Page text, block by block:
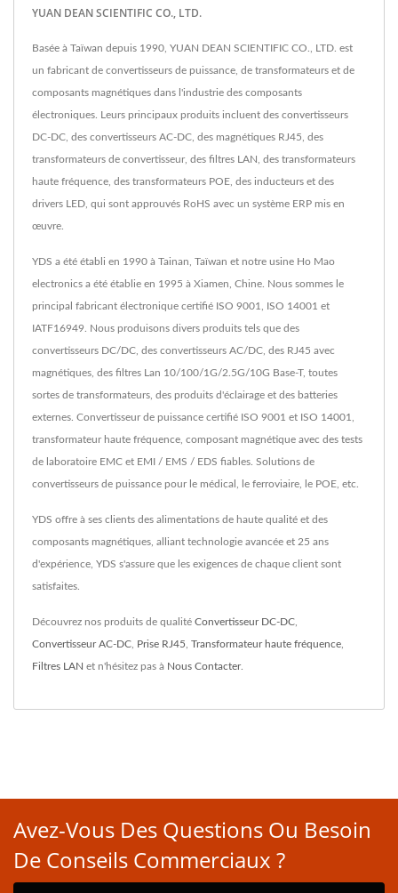
YUAN DEAN SCIENTIFIC CO., LTD.
Basée à Taïwan depuis 1990, YUAN DEAN SCIENTIFIC CO., LTD. est
un fabricant de convertisseurs de puissance, de transformateurs et de
composants magnétiques dans l'industrie des composants
électroniques. Leurs principaux produits incluent des convertisseurs
DC-DC, des convertisseurs AC-DC, des magnétiques RJ45, des
transformateurs de convertisseur, des filtres LAN, des transformateurs
haute fréquence, des transformateurs POE, des inducteurs et des
drivers LED, qui sont approuvés RoHS avec un système ERP mis en
œuvre.
YDS a été établi en 1990 à Tainan, Taïwan et notre usine Ho Mao
electronics a été établie en 1995 à Xiamen, Chine. Nous sommes le
principal fabricant électronique certifié ISO 9001, ISO 14001 et
IATF16949. Nous produisons divers produits tels que des
convertisseurs DC/DC, des convertisseurs AC/DC, des RJ45 avec
magnétiques, des filtres Lan 10/100/1G/2.5G/10G Base-T, toutes
sortes de transformateurs, des produits d'éclairage et des batteries
externes. Convertisseur de puissance certifié ISO 9001 et ISO 14001,
transformateur haute fréquence, composant magnétique avec des tests
de laboratoire EMC et EMI / EMS / EDS fiables. Solutions de
convertisseurs de puissance pour le médical, le ferroviaire, le POE, etc.
YDS offre à ses clients des alimentations de haute qualité et des
composants magnétiques, alliant technologie avancée et 25 ans
d'expérience, YDS s'assure que les exigences de chaque client sont
satisfaites.
Découvrez nos produits de qualité Convertisseur DC-DC
Convertisseur AC-DC Prise RJ45 Transformateur haute fréquence
Filtres LAN et n'hésitez pas à Nous Contacter.
Avez-Vous Des Questions Ou Besoin
De Conseils Commerciaux ?